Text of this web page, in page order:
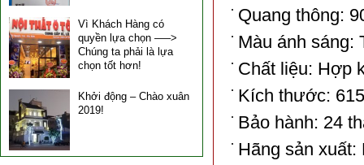
Vì Khách Hàng có
quyền lựa chọn —–>
Chúng ta phải là lựa
chọn tốt hơn!
Khởi động – Chào xuân
2019!
Quang thông:
Màu ánh sáng:
Chất liệu: Hợp
Kích thước:
Bảo hành: 24
Hãng sản xuất: